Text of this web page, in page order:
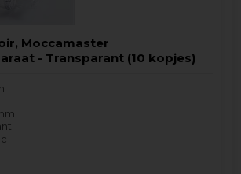
Moccamaster
- Transparant (10 kopjes)